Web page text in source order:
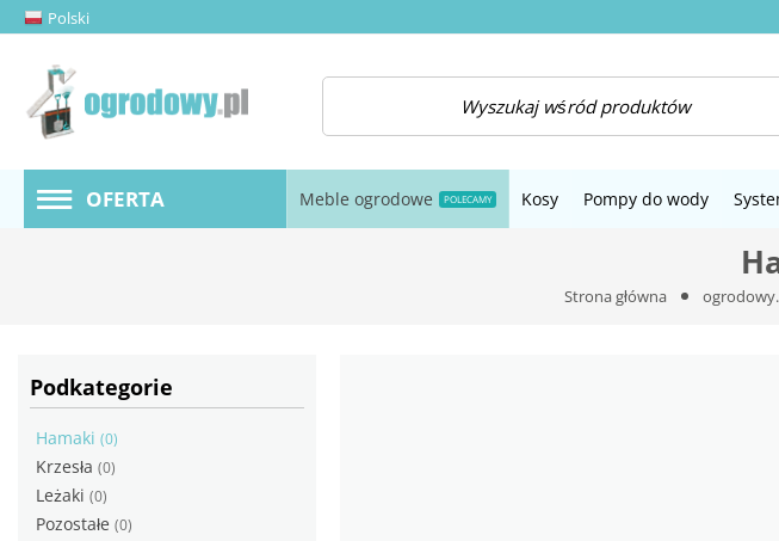
Polski
OFERTA Meble ogrodowe POLECAMY Kosy Pompy do wody
Strona główna
Podkategorie
Hamaki (0)
Krzesła (0)
Leżaki (0)
Pozostałe (0)
menu